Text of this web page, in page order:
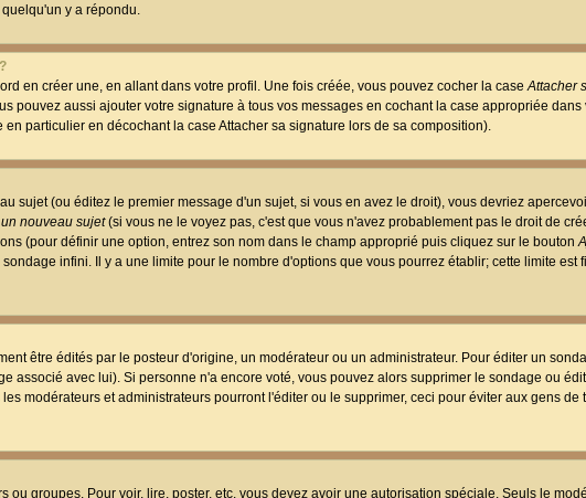
y a répondu.
en créer une, en allant dans votre profil. Une fois créée, vous pouvez cocher la caseAttacher
pouvez aussi ajouter votre signature à tous vos messages en cochant la case appropriée
particulier en décochant la case Attacher sa signature lors de sa composition).
sujet (ou éditez le premier message d'un sujet, si vous en avez le droit), vous devriez
nouveau sujet(si vous ne le voyez pas, c'est que vous n'avez probablement pas le droit de
(pour définir une option, entrez son nom dans le champ approprié puis cliquez sur le bouton
infini. Il y a une limite pour le nombre d'options que vous pourrez établir; cette limite est
être édités par le posteur d'origine, un modérateur ou un administrateur. Pour éditer un
associé avec lui). Si personne n'a encore voté, vous pouvez alors supprimer le sondage ou
modérateurs et administrateurs pourront l'éditer ou le supprimer, ceci pour éviter aux gens de
ou groupes. Pour voir, lire, poster, etc. vous devez avoir une autorisation spéciale. Seuls le